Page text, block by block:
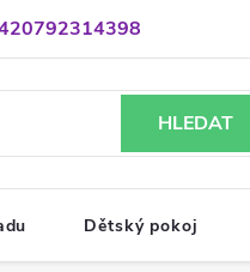
HLEDAT
Dětský pokoj